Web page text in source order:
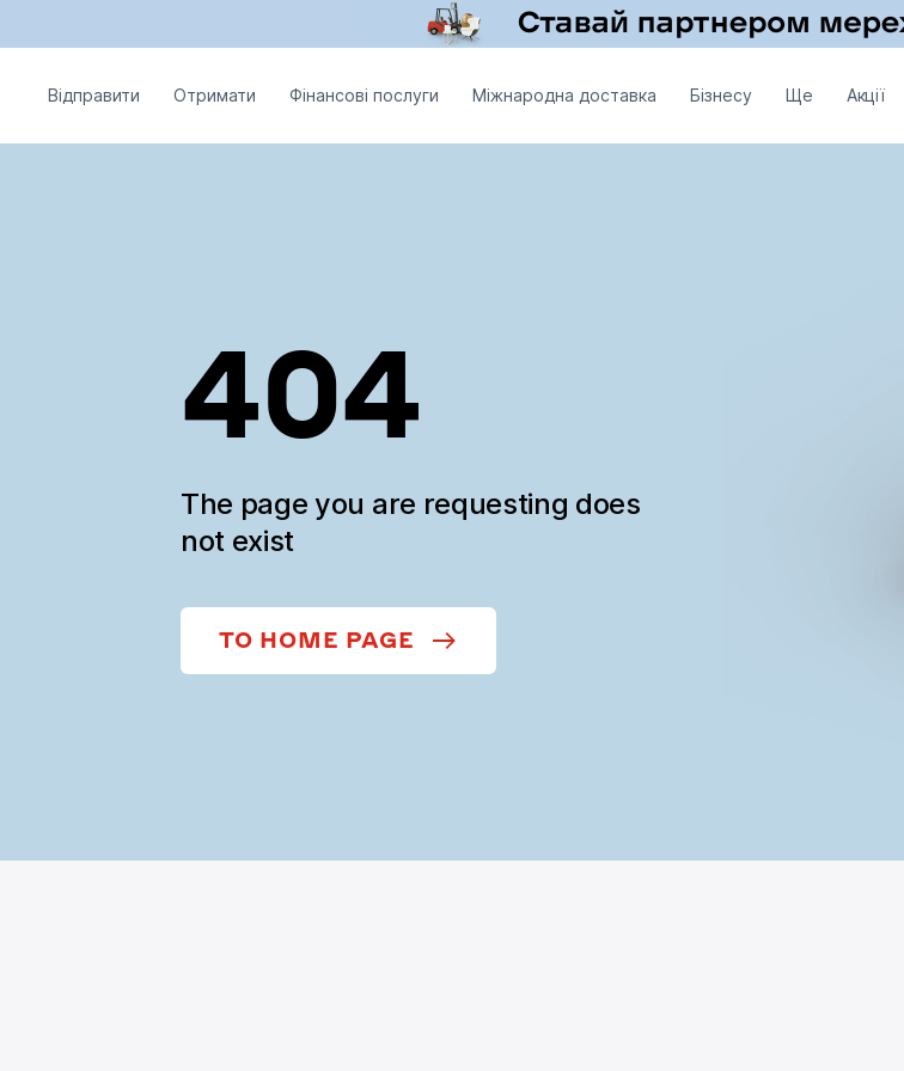
Відправити Отримати Фінансові послуги Міжнародна доставка Бізнесу Ще Акції
404
The page you are requesting does
not exist
TO HOME PAGE